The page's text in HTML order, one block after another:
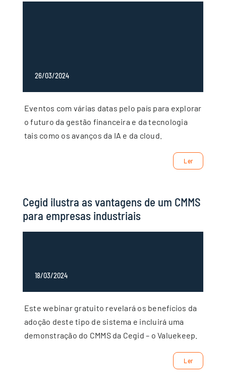
26/03/2024
Eventos com várias datas pelo país para explorar
o futuro da gestão financeira e da tecnologia
tais como os avanços da IA e da cloud.
Ler
Cegid ilustra as vantagens de um CMMS
para empresas industriais
18/03/2024
Este webinar gratuito revelará os benefícios da
adoção deste tipo de sistema e incluirá uma
demonstração do CMMS da Cegid – o Valuekeep.
Ler